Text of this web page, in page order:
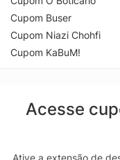
Cupom Buser
Cupom Niazi Chohfi
Cupom KaBuM!
Acesse
Ative a extensão de